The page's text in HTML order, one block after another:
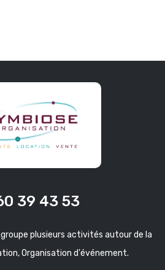
39 43 53
plusieurs activités autour de la
Organisation d'événement.